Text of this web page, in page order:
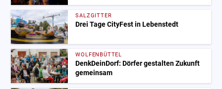
SALZGITTER
Drei Tage CityFest in Lebenstedt
WOLFENBÜTTEL
DenkDeinDorf: Dörfer gestalten Zukunft
gemeinsam